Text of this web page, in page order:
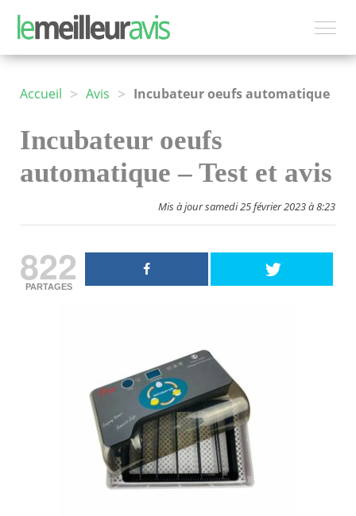
Accueil > Avis > Incubateur oeufs automatique
Incubateur oeufs
automatique – Test et avis
Mis à jour samedi 25 février 2023 à 8:23
822
PARTAGES